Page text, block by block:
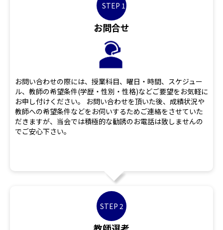
STEP 1
お問合せ
お問い合わせの際には、授業科目、曜日・時間、スケジュー
ル、教師の希望条件(学歴・性別・性格)などご要望をお気軽に
お申し付けください。 お問い合わせを頂いた後、成績状況や
教師への希望条件などをお伺いするためご連絡をさせていた
だきますが、当会では積極的な勧誘のお電話は致しませんの
でご安心下さい。
STEP 2